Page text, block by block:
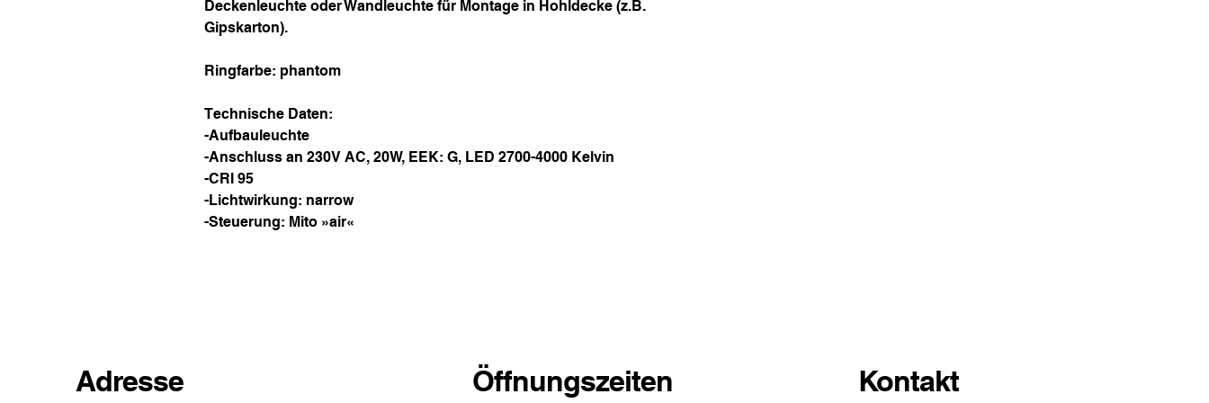
Deckenleuchte oder Wandleuchte für Montage in Hohldecke (z.B.
Gipskarton).
Ringfarbe: phantom
Technische Daten:
-Aufbauleuchte
-Anschluss an 230V AC, 20W, EEK: G, LED 2700-4000 Kelvin
-CRI 95
-Lichtwirkung: narrow
-Steuerung: Mito »air«
Adresse Öffnungszeiten Kontakt